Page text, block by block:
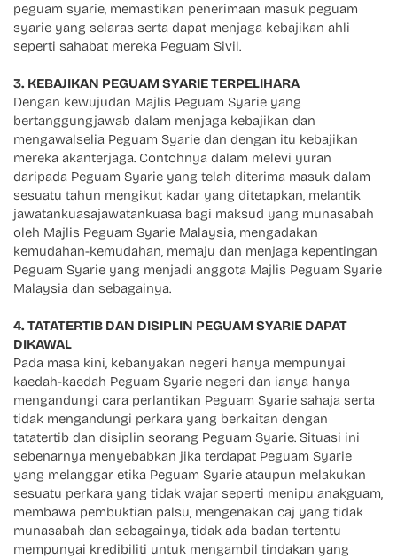
peguam syarie, memastikan penerimaan masuk peguam
syarie yang selaras serta dapat menjaga kebajikan ahli
seperti sahabat mereka Peguam Sivil.
3. KEBAJIKAN PEGUAM SYARIE TERPELIHARA
Dengan kewujudan Majlis Peguam Syarie yang
bertanggungjawab dalam menjaga kebajikan dan
mengawalselia Peguam Syarie dan dengan itu kebajikan
mereka akanterjaga. Contohnya dalam melevi yuran
daripada Peguam Syarie yang telah diterima masuk dalam
sesuatu tahun mengikut kadar yang ditetapkan, melantik
jawatankuasajawatankuasa bagi maksud yang munasabah
oleh Majlis Peguam Syarie Malaysia, mengadakan
kemudahan-kemudahan, memaju dan menjaga kepentingan
Peguam Syarie yang menjadi anggota Majlis Peguam Syarie
Malaysia dan sebagainya.
4. TATATERTIB DAN DISIPLIN PEGUAM SYARIE DAPAT
DIKAWAL
Pada masa kini, kebanyakan negeri hanya mempunyai
kaedah-kaedah Peguam Syarie negeri dan ianya hanya
mengandungi cara perlantikan Peguam Syarie sahaja serta
tidak mengandungi perkara yang berkaitan dengan
tatatertib dan disiplin seorang Peguam Syarie. Situasi ini
sebenarnya menyebabkan jika terdapat Peguam Syarie
yang melanggar etika Peguam Syarie ataupun melakukan
sesuatu perkara yang tidak wajar seperti menipu anakguam,
membawa pembuktian palsu, mengenakan caj yang tidak
munasabah dan sebagainya, tidak ada badan tertentu
mempunyai kredibiliti untuk mengambil tindakan yang